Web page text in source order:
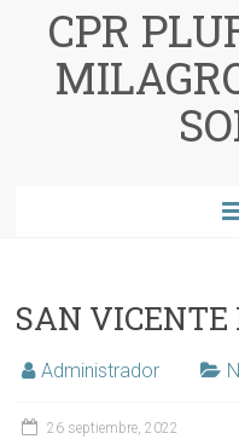
CPR
SAN VICENTE
Administrador
26 septiembre, 2022